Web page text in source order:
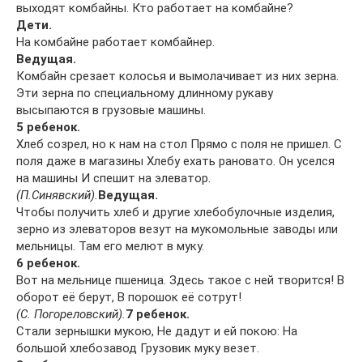
выходят комбайны. Кто работает на комбайне?
Дети.
На комбайне работает комбайнер.
Ведущая.
Комбайн срезает колосья и вымолачивает из них зерна.
Эти зерна по специальному длинному рукаву
высыпаются в грузовые машины.
5 ребенок.
Хлеб созрел, но к нам на стол Прямо с поля не пришел. С
поля даже в магазины Хлебу ехать рановато. Он уселся
на машины И спешит на элеватор.
(П.Синявский).Ведущая.
Чтобы получить хлеб и другие хлебобулочные изделия,
зерно из элеваторов везут на мукомольные заводы или
мельницы. Там его мелют в муку.
6 ребенок.
Вот на мельнице пшеница. Здесь такое с ней творится! В
оборот её берут, В порошок её сотрут!
(С. Погореловский).7 ребенок.
Стали зернышки мукою, Не дадут и ей покою: На
большой хлебозавод Грузовик муку везет.